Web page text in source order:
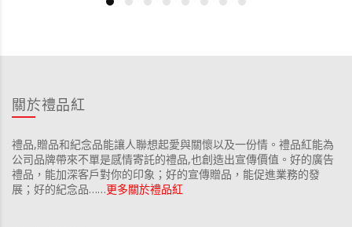
關於禮品紅
禮品,贈品和紀念品能讓人聯想起愛與關懷以及一份情。禮品紅能為
公司品牌帶來不單是感情寄託的禮品,也創造出宣傳價值。好的廣告
禮品，能加深客戶對你的印象；好的宣傳贈品，能促進業務的發
展；好的紀念品……更多關於禮品紅